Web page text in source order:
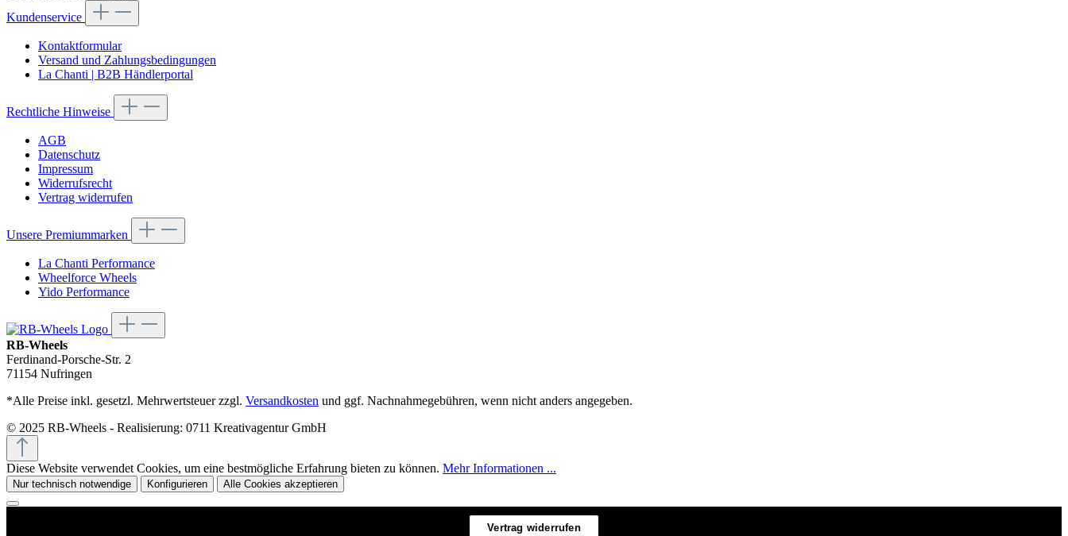
Kundenservice
Kontaktformular
Versand und Zahlungsbedingungen
La Chanti | B2B Händlerportal
Rechtliche Hinweise
AGB
Datenschutz
Impressum
Widerrufsrecht
Vertrag widerrufen
Unsere Premiummarken
La Chanti Performance
Wheelforce Wheels
Yido Performance
RB-Wheels
Ferdinand-Porsche-Str. 2
71154 Nufringen
*Alle Preise inkl. gesetzl. Mehrwertsteuer zzgl. Versandkosten und ggf. Nachnahmegebühren, wenn nicht anders angegeben.
© 2025 RB-Wheels - Realisierung: 0711 Kreativagentur GmbH
Diese Website verwendet Cookies, um eine bestmögliche Erfahrung bieten zu können. Mehr Informationen ...
Nur technisch notwendige Konfigurieren Alle Cookies akzeptieren
Vertrag widerrufen